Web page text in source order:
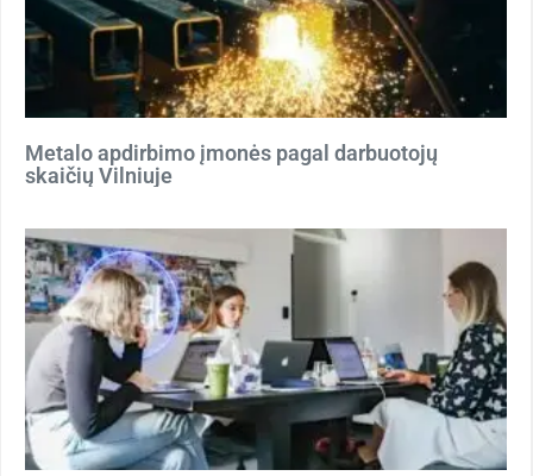
Metalo apdirbimo įmonės pagal darbuotojų
skaičių Vilniuje